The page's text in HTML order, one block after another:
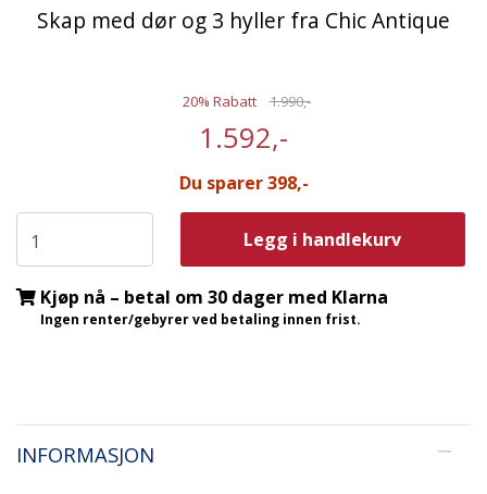
Skap med dør og 3 hyller fra Chic Antique
20% Rabatt 1.990,-
1.592,-
Du sparer 398,-
Legg i handlekurv
Kjøp nå – betal om 30 dager med Klarna
Ingen renter/gebyrer ved betaling innen frist.
INFORMASJON